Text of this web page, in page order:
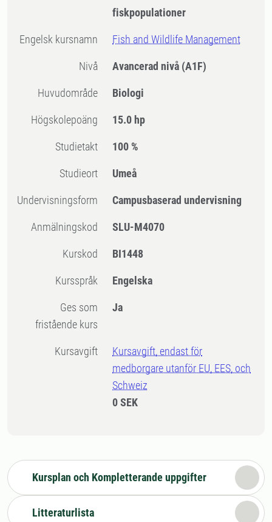
fiskpopulationer
Engelsk kursnamn Fish and Wildlife Management
Nivå Avancerad nivå (A1F)
Huvudområde Biologi
högskolepoäng 15.0 hp
Studietakt 100 %
Studieort Umeå
Undervisningsform Campusbaserad undervisning
Anmälningskod SLU-M4070
Kurskod BI1448
Kursspråk Engelska
Ges som
fristående kurs
Ja
Kursavgift
Kursavgift, endast för
medborgare utanför EU, EES, och
Schweiz
0 SEK
Kursplan och Kompletterande uppgifter
Litteraturlista